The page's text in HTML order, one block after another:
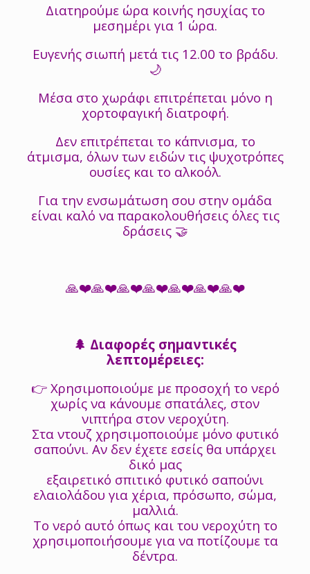
Διατηρούμε ώρα κοινής ησυχίας το
μεσημέρι για 1 ώρα.
Ευγενής σιωπή μετά τις 12.00 το βράδυ.
🌙
Μέσα στο χωράφι επιτρέπεται μόνο η
χορτοφαγική διατροφή.
Δεν επιτρέπεται το κάπνισμα, το
άτμισμα, όλων των ειδών τις ψυχοτρόπες
ουσίες και το αλκοόλ.
Για την ενσωμάτωση σου στην ομάδα
είναι καλό να παρακολουθήσεις όλες τις
δράσεις 🤝
🙏❤️🙏❤️🙏❤️🙏❤️🙏❤️🙏❤️🙏❤️
🌲 Διαφορές σημαντικές
λεπτομέρειες:
👉 Χρησιμοποιούμε με προσοχή το νερό
χωρίς να κάνουμε σπατάλες, στον
νιπτήρα στον νεροχύτη.
Στα ντουζ χρησιμοποιούμε μόνο φυτικό
σαπούνι. Αν δεν έχετε εσείς θα υπάρχει
δικό μας
εξαιρετικό σπιτικό φυτικό σαπούνι
ελαιολάδου για χέρια, πρόσωπο, σώμα,
μαλλιά.
Το νερό αυτό όπως και του νεροχύτη το
χρησιμοποιήσουμε για να ποτίζουμε τα
δέντρα.